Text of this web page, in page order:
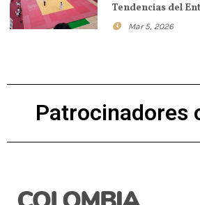
Tendencias del
Mar 5, 2026
Patrocinadores